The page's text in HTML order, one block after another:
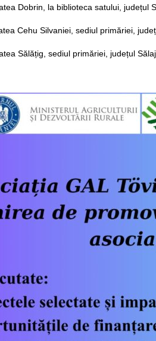
Dobrin, la biblioteca satului, județul
Cehu Silvaniei, sediul primăriei,
Sălățig, sediul primăriei, județul Sălaj